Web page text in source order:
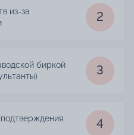
из-за
2
биркой
3
4